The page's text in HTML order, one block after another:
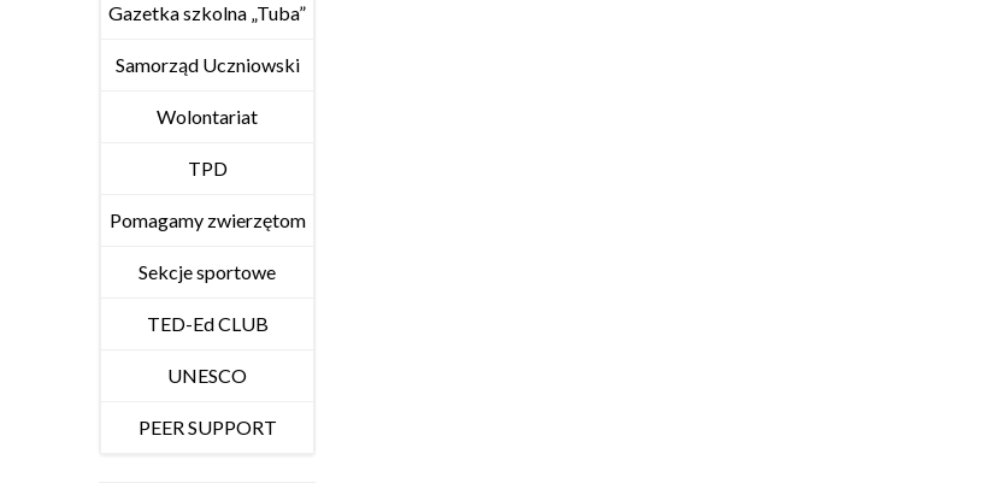
Gazetka szkolna „Tuba”
Samorząd Uczniowski
Wolontariat
TPD
Pomagamy zwierzętom
Sekcje sportowe
TED-Ed CLUB
UNESCO
PEER SUPPORT